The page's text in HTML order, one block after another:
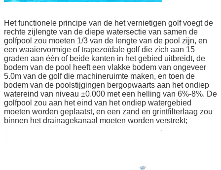
Het functionele principe van de het vernietigen golf voegt de
rechte zijlengte van de diepe watersectie van samen de
golfpool zou moeten 1/3 van de lengte van de pool zijn, en
een waaiervormige of trapezoïdale golf die zich aan 15
graden aan één of beide kanten in het gebied uitbreidt, de
bodem van de pool heeft een vlakke bodem van ongeveer
5.0m van de golf die machineruimte maken, en toen de
bodem van de poolstijgingen bergopwaarts aan het ondiep
watereind van niveau ±0.000 met een helling van 6%-8%. De
golfpool zou aan het eind van het ondiep watergebied
moeten worden geplaatst, en een zand en grintfilterlaag zou
binnen het drainagekanaal moeten worden verstrekt;